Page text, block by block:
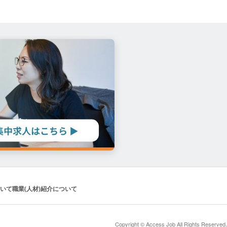
て職業(人材)紹介について
Copyright © Access Job All Rights Reserved.